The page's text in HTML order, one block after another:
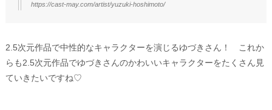
https://cast-may.com/artist/yuzuki-hoshimoto/
2.5次元作品で中性的なキャラクターを演じるゆづきさん！ これか
らも2.5次元作品でゆづきさんのかわいいキャラクターをたくさん見
ていきたいですね♡